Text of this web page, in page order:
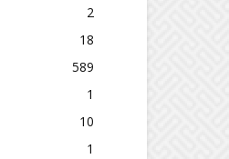
2
18
589
1
10
1